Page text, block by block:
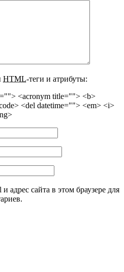
HTML-теги и атрибуты:
<acronym title=""> <b>
<del datetime=""> <em> <i>
адрес сайта в этом браузере для